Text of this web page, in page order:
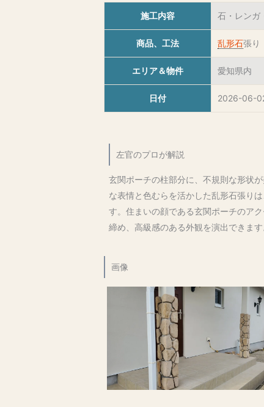
施工内容 石・レンガ
商品、工法 乱形石張り
エリア＆物件 愛知県内
日付 2026-06-
左官のプロが解説
玄関ポーチの柱部分に、不規則な形状
な表情と色むらを活かした乱形石張り
す。住まいの顔である玄関ポーチのア
締め、高級感のある外観を演出できます
画像